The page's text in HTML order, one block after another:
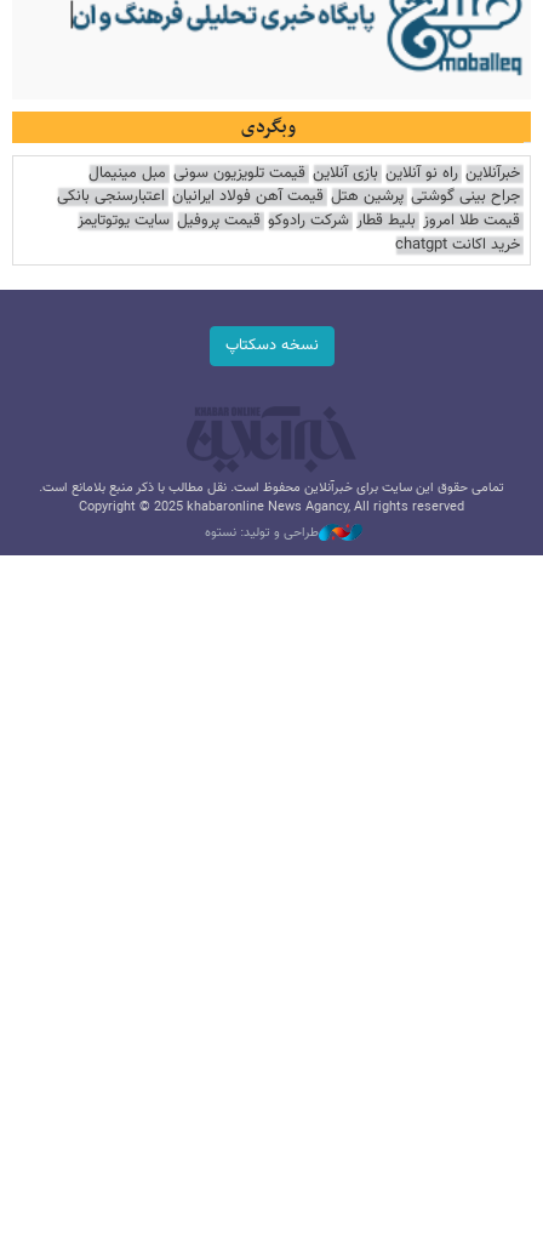
وبگردی
خبرآنلاین راه نو آنلاین بازی آنلاین قیمت تلویزیون سونی مبل مینیمال
جراح بینی گوشتی پرشین هتل قیمت آهن فولاد ایرانیان اعتبارسنجی بانکی
قیمت طلا امروز بلیط قطار شرکت رادوکو قیمت پروفیل سایت یوتوتایمز
خرید اکانت chatgpt
نسخه دسکتاپ
تمامی حقوق این سایت برای خبرآنلاین محفوظ است. نقل مطالب با ذکر منبع بلامانع است.
Copyright © 2025 khabaronline News Agancy, All rights reserved
طراحی و تولید: نستوه